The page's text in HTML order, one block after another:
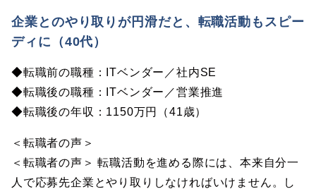
企業とのやり取りが円滑だと、転職活動もスピー
ディに（40代）
◆転職前の職種：ITベンダー／社内SE
◆転職後の職種：ITベンダー／営業推進
◆転職後の年収：1150万円（41歳）
＜転職者の声＞
＜転職者の声＞ 転職活動を進める際には、本来自分一
人で応募先企業とやり取りしなければいけません。し